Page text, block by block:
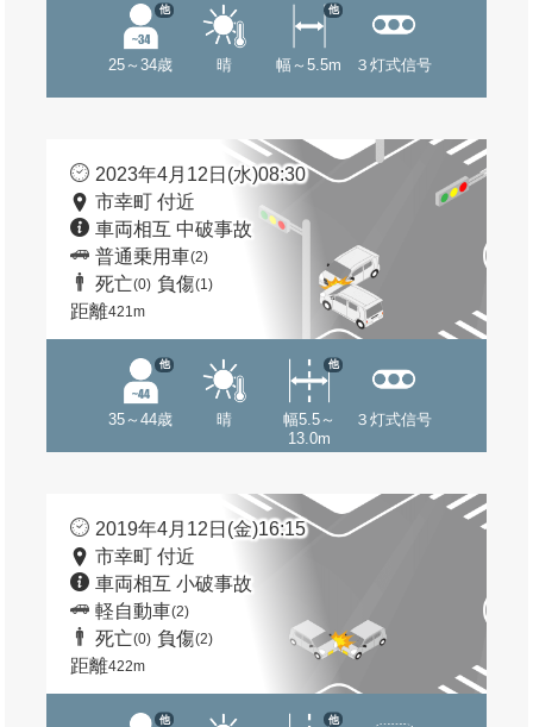
25～34歳
他
晴 幅～5.5m
他
３灯式信号
2023年4月12日(水)08:30
市幸町 付近
車両相互 中破事故
普通乗用車(2)
死亡(0) 負傷(1)
距離421m
35～44歳
他
晴
幅5.5～
13.0m
他
３灯式信号
2019年4月12日(金)16:15
市幸町 付近
車両相互 小破事故
軽自動車(2)
死亡(0) 負傷(2)
距離422m
他 他